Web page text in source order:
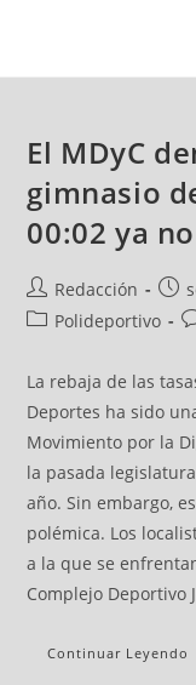
El MDyC
gimnasio
00:02 ya
Redacción
Polideportivo
La rebaja de las
Deportes ha sido
Movimiento por la
la pasada
año. Sin embargo,
polémica. Los
a la que se
Complejo Deportivo
Continuar Leyendo